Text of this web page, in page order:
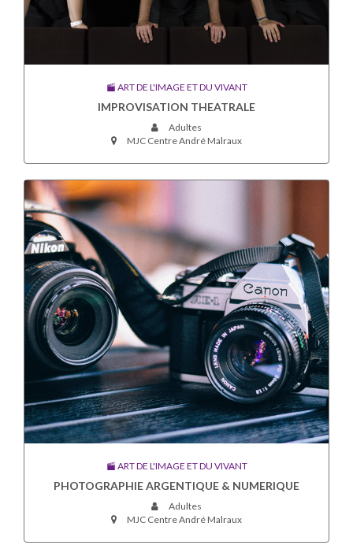
ART DE L'IMAGE ET DU VIVANT
IMPROVISATION THEATRALE
Adultes
MJC Centre André Malraux
ART DE L'IMAGE ET DU VIVANT
PHOTOGRAPHIE ARGENTIQUE & NUMERIQUE
Adultes
MJC Centre André Malraux